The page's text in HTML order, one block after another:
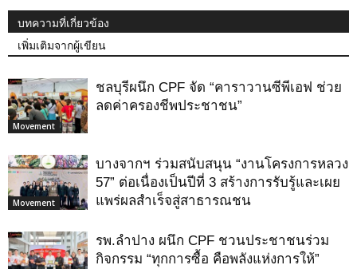
บทความที่เกี่ยวข้อง
เพิ่มเติมจากผู้เขียน
Movement
ชลบุรีผนึก CPF จัด “คาราวานซีพีเอฟ ช่วย
ลดค่าครองชีพประชาชน”
Movement
บางจากฯ ร่วมสนับสนุน “งานโครงการหลวง
57” ต่อเนื่องเป็นปีที่ 3 สร้างการรับรู้และเผย
แพร่ผลสำเร็จสู่สาธารณชน
รพ.ลำปาง ผนึก CPF ชวนประชาชนร่วม
กิจกรรม “ทุกการซื้อ คือพลังแห่งการให้”